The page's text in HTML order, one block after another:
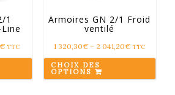
1
€ TTC
Armoires GN 2/1 Froid
ventilé
1 320,30€ – 2 041,20€ TTC
CHOIX DES
OPTIONS